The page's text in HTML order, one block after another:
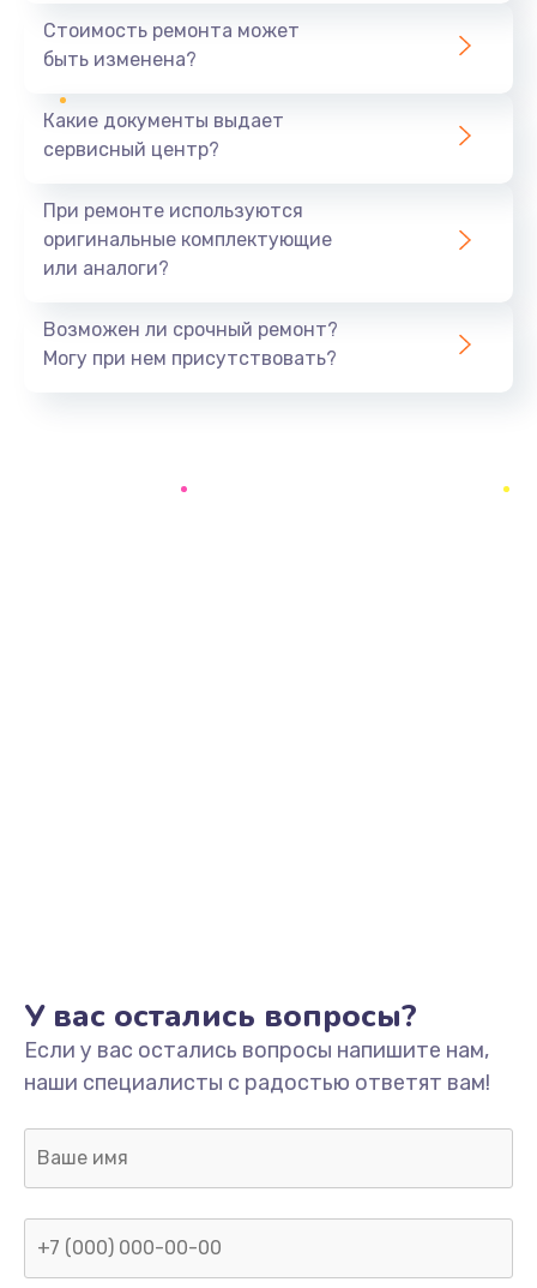
1600 руб.
Замена USB порта
Замена материнской платы
Заказать
Ремонт динамика
400 руб.
Заказать
Замена дисплея
1200 руб.
Стоимость ремонта может
быть изменена?
Какие документы выдает
сервисный центр?
При ремонте используются
оригинальные комплектующие
или аналоги?
Возможен ли срочный ремонт?
Могу при нем присутствовать?
У вас остались вопросы?
Если у вас остались вопросы напишите нам,
наши специалисты с радостью ответят вам!